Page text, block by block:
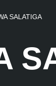
SALATIGA